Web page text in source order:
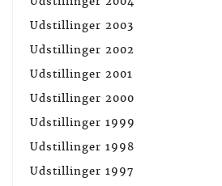
Udstillinger 2003
Udstillinger 2002
Udstillinger 2001
Udstillinger 2000
Udstillinger 1999
Udstillinger 1998
Udstillinger 1997